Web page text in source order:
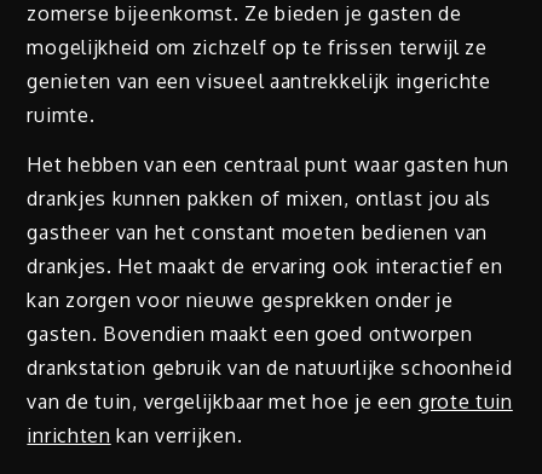
zomerse bijeenkomst. Ze bieden je gasten de
mogelijkheid om zichzelf op te frissen terwijl ze
genieten van een visueel aantrekkelijk ingerichte
ruimte.
Het hebben van een centraal punt waar gasten hun
drankjes kunnen pakken of mixen, ontlast jou als
gastheer van het constant moeten bedienen van
drankjes. Het maakt de ervaring ook interactief en
kan zorgen voor nieuwe gesprekken onder je
gasten. Bovendien maakt een goed ontworpen
drankstation gebruik van de natuurlijke schoonheid
van de tuin, vergelijkbaar met hoe je een grote tuin
inrichten kan verrijken.